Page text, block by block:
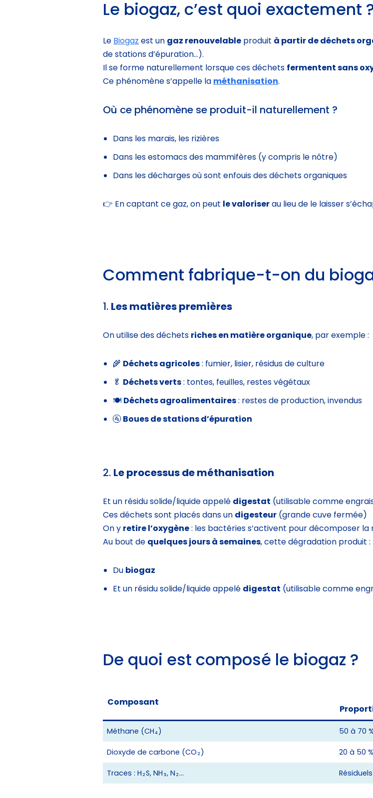
Le biogaz, c’est quoi exactement
Le Biogaz est un gaz renouvelable produit à partir de déchets
de stations d’épuration…).
Il se forme naturellement lorsque ces déchets fermentent sans
Ce phénomène s’appelle la méthanisation.
Où ce phénomène se produit-il naturellement ?
Dans les marais, les rizières
Dans les estomacs des mammifères (y compris le nôtre)
Dans les décharges où sont enfouis des déchets organiques
👉 En captant ce gaz, on peut le valoriserau lieu de le laisser
Comment fabrique-t-on du
1. Les matières premières
On utilise des déchets riches en matière organique, par exemple :
🌾 Déchets agricoles: fumier, lisier, résidus de culture
🥬 Déchets verts: tontes, feuilles, restes végétaux
🍽️ Déchets agroalimentaires: restes de production, invendus
🚰 Boues de stations d’épuration
2. Le processus de méthanisation
Et un résidu solide/liquide appelé digestat (utilisable comme
Ces déchets sont placés dans un digesteur (grande cuve fermée)
On y retire l’oxygène: les bactéries s’activent pour décomposer la
Au bout de quelques jours à semaines, cette dégradation produit :
Du biogaz
Et un résidu solide/liquide appelé digestat (utilisable comme
De quoi est composé le biogaz ?
Composant
Méthane (CH₄) 50 à 70
Dioxyde de carbone (CO₂) 20 à 50 %
Traces : H₂S, NH₃, N₂… Résiduels